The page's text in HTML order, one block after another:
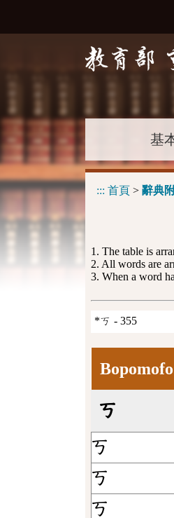
基
::: 首頁 > 辭典
1. The table is
2. All words are
3. When a word
ㄎ
ㄎ
ㄎ
ㄎ